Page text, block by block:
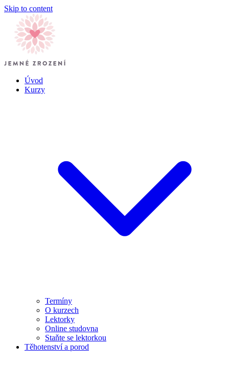
Skip to content
Úvod
Kurzy
Termíny
O kurzech
Lektorky
Online studovna
Staňte se lektorkou
Těhotenství a porod